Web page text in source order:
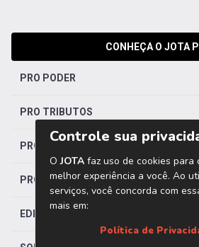
CONHEÇA O JOTA
PRO PODER
PRO TRIBUTOS
PRO TRABALHISTA
PRO SAÚDE
EDITORIAS